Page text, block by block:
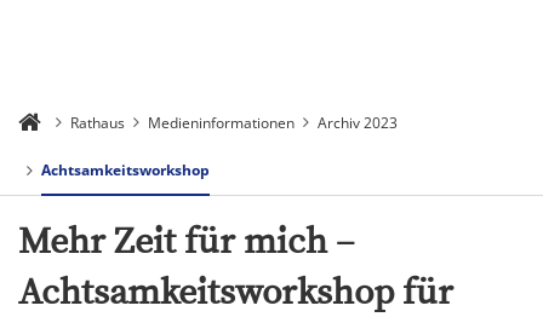
Rathaus Medieninformationen Archiv 2023
Achtsamkeitsworkshop
Mehr Zeit für mich –
Achtsamkeitsworkshop für